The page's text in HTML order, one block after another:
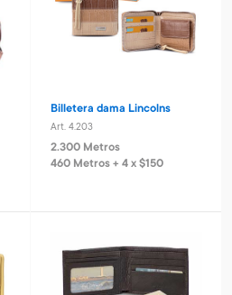
Billetera dama Lincolns
Art. 4.203
2.300 Metros
460 Metros + 4 x $150